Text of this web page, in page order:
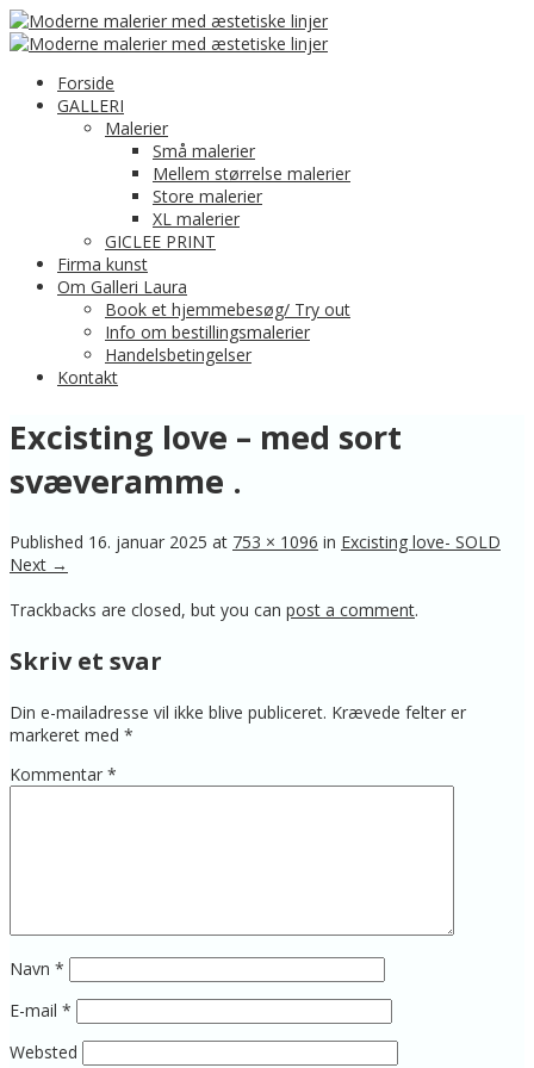
Forside
GALLERI
Malerier
Små malerier
Mellem størrelse malerier
Store malerier
XL malerier
GICLEE PRINT
Firma kunst
Om Galleri Laura
Book et hjemmebesøg/ Try out
Info om bestillingsmalerier
Handelsbetingelser
Kontakt
Excisting love – med sort
svæveramme .
Published 16. januar 2025 at 753 × 1096 in Excisting love- SOLD
Next →
Trackbacks are closed, but you can post a comment.
Skriv et svar
Din e-mailadresse vil ikke blive publiceret. Krævede felter er
markeret med *
Kommentar *
Navn *
E-mail *
Websted